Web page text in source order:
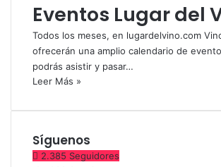
Eventos Lugar del
Todos los meses, en lugardelvino.com
ofrecerán una amplio calendario de
podrás asistir y pasar…
Leer Más »
Síguenos
2.385 Seguidores